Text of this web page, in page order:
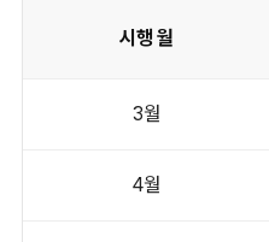
시행 월
3월
4월